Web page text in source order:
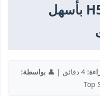
وبوردة إنتل H55TC بأسهل
4 دقائق | 👤
بواسطة: